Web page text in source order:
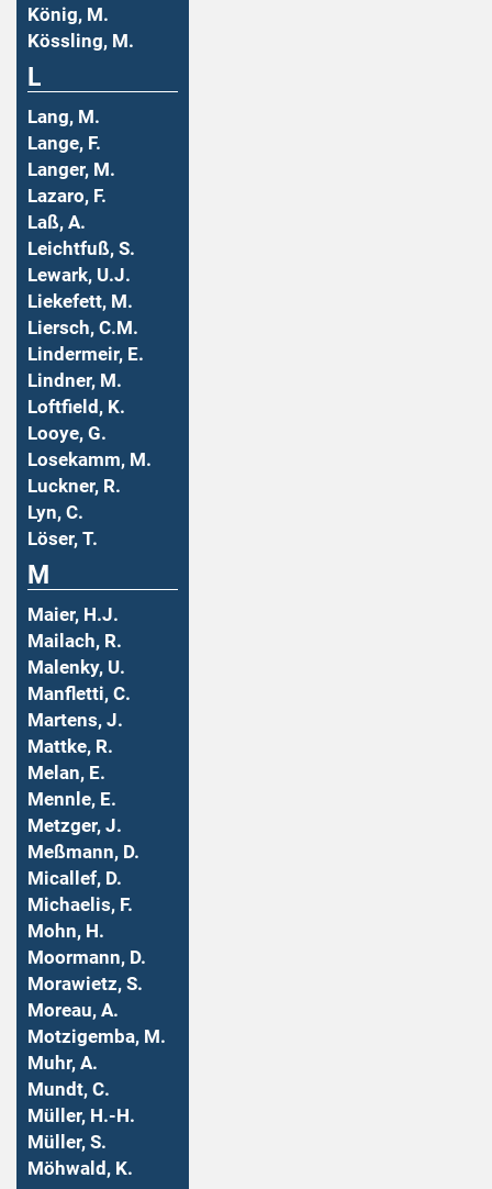
König, M.
Kössling, M.
L
Lang, M.
Lange, F.
Langer, M.
Lazaro, F.
Laß, A.
Leichtfuß, S.
Lewark, U.J.
Liekefett, M.
Liersch, C.M.
Lindermeir, E.
Lindner, M.
Loftfield, K.
Looye, G.
Losekamm, M.
Luckner, R.
Lyn, C.
Löser, T.
M
Maier, H.J.
Mailach, R.
Malenky, U.
Manfletti, C.
Martens, J.
Mattke, R.
Melan, E.
Mennle, E.
Metzger, J.
Meßmann, D.
Micallef, D.
Michaelis, F.
Mohn, H.
Moormann, D.
Morawietz, S.
Moreau, A.
Motzigemba, M.
Muhr, A.
Mundt, C.
Müller, H.-H.
Müller, S.
Möhwald, K.